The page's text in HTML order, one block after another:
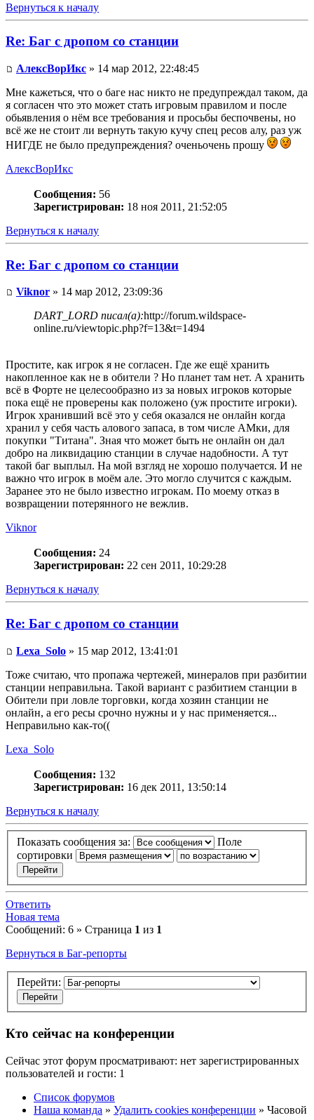
Вернуться к началу
Re: Баг с дропом со станции
АлексВорИкс » 14 мар 2012, 22:48:45
Мне кажеться, что о баге нас никто не предупреждал таком, да
я согласен что это может стать игровым правилом и после
обьявления о нём все требования и просьбы беспочвены, но
всё же не стоит ли вернуть такую кучу спец ресов алу, раз уж
НИГДЕ не было предупреждения? оченьочень прошу
АлексВорИкс
Сообщения: 56
Зарегистрирован: 18 ноя 2011, 21:52:05
Вернуться к началу
Re: Баг с дропом со станции
Viknor » 14 мар 2012, 23:09:36
DART_LORD писал(а):http://forum.wildspace-
online.ru/viewtopic.php?f=13&t=1494
Простите, как игрок я не согласен. Где же ещё хранить
накопленное как не в обители ? Но планет там нет. А хранить
всё в Форте не целесообразно из за новых игроков которые
пока ещё не проверены как положено (уж простите игроки).
Игрок хранивший всё это у себя оказался не онлайн когда
хранил у себя часть алового запаса, в том числе АМки, для
покупки "Титана". Зная что может быть не онлайн он дал
добро на ликвидацию станции в случае надобности. А тут
такой баг выплыл. На мой взгляд не хорошо получается. И не
важно что игрок в моём але. Это могло случится с каждым.
Заранее это не было известно игрокам. По моему отказ в
возвращении потерянного не вежлив.
Viknor
Сообщения: 24
Зарегистрирован: 22 сен 2011, 10:29:28
Вернуться к началу
Re: Баг с дропом со станции
Lexa_Solo » 15 мар 2012, 13:41:01
Тоже считаю, что пропажа чертежей, минералов при разбитии
станции неправильна. Такой вариант с разбитием станции в
Обители при ловле торговки, когда хозяин станции не
онлайн, а его ресы срочно нужны и у нас применяется...
Неправильно как-то((
Lexa_Solo
Сообщения: 132
Зарегистрирован: 16 дек 2011, 13:50:14
Вернуться к началу
Показать сообщения за:
Поле
сортировки
Ответить
Новая тема
Сообщений: 6 » Страница 1 из 1
Вернуться в Баг-репорты
Перейти:
Кто сейчас на конференции
Сейчас этот форум просматривают: нет зарегистрированных
пользователей и гости: 1
Список форумов
Наша команда » Удалить cookies конференции » Часовой